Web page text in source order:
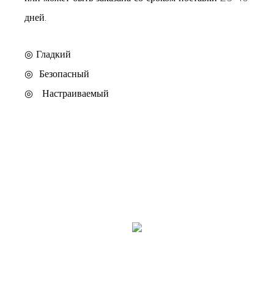
дней.
◎ Гладкий
◎ Безопасный
◎
Настраиваемый